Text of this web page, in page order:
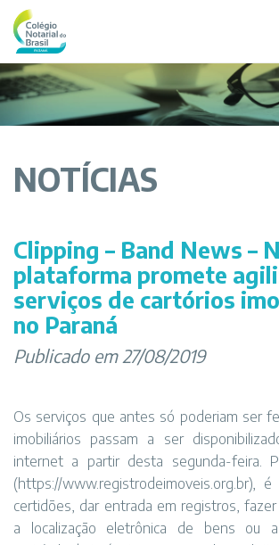
NOTÍCIAS
Clipping – Band News –
plataforma promete
serviços de cartórios
no Paraná
Publicado em 27/08/2019
Os serviços que antes só poderiam ser
imobiliários passam a ser
internet a partir desta segunda-feira.
(https://www.registrodeimoveis.org.br), é
certidões, dar entrada em registros,
a localização eletrônica de bens ou a